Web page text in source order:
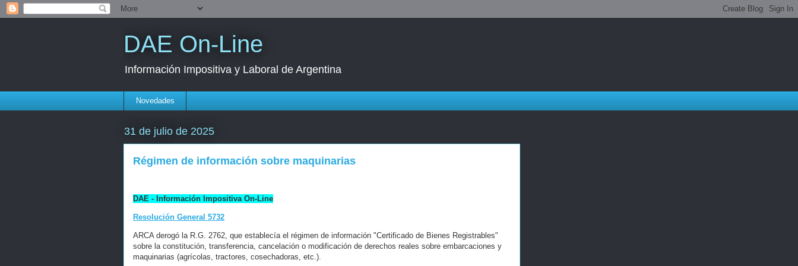
DAE On-Line
Información Impositiva y Laboral de Argentina
Novedades
31 de julio de 2025
Régimen de información sobre maquinarias
DAE - Información Impositiva On-Line
Resolución General 5732
ARCA derogó la R.G. 2762, que establecía el régimen de información "Certificado de Bienes Registrables"
sobre la constitución, transferencia, cancelación o modificación de derechos reales sobre embarcaciones y
maquinarias (agrícolas, tractores, cosechadoras, etc.).